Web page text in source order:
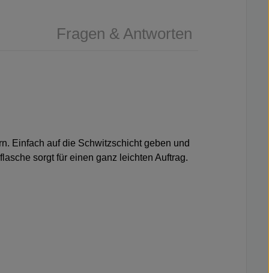
Fragen & Antworten
Einfach auf die Schwitzschicht geben und
sorgt für einen ganz leichten Auftrag.